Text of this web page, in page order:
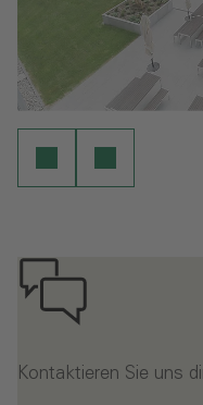
Kontaktieren Sie uns